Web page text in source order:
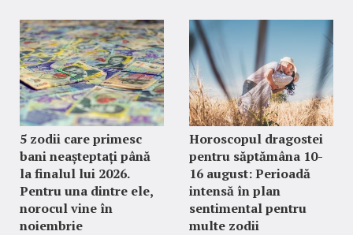
5 zodii care primesc
bani neașteptați până
la finalul lui 2026.
Pentru una dintre ele,
norocul vine în
noiembrie
Horoscopul dragostei
pentru săptămâna 10-
16 august: Perioadă
intensă în plan
sentimental pentru
multe zodii